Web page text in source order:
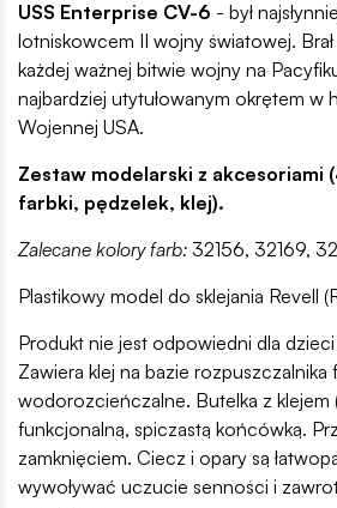
USS Enterprise CV-6 - był
lotniskowcem II wojny światowej. Brał
każdej ważnej bitwie wojny na
najbardziej utytułowanym okrętem w
Wojennej USA.
Zestaw modelarski z akcesoriami
farbki, pędzelek, klej).
Zalecane kolory farb: 32156, 32169,
Plastikowy model do sklejania Revell
Produkt nie jest odpowiedni dla
Zawiera klej na bazie rozpuszczalnika
wodorozcieńczalne. Butelka z klejem
funkcjonalną, spiczastą końcówką.
zamknięciem. Ciecz i opary są
wywoływać uczucie senności i